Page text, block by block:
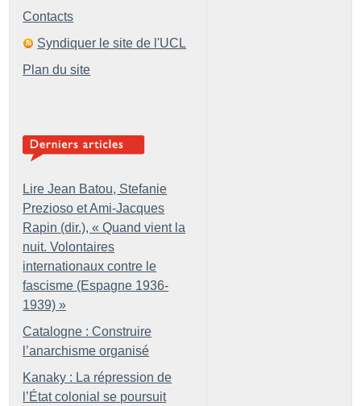
Contacts
Syndiquer le site de l'UCL
Plan du site
Lire Jean Batou, Stefanie
Prezioso et Ami-Jacques
Rapin (dir.), « Quand vient la
nuit. Volontaires
internationaux contre le
fascisme (Espagne 1936-
1939) »
Catalogne : Construire
l’anarchisme organisé
Kanaky : La répression de
l’État colonial se poursuit